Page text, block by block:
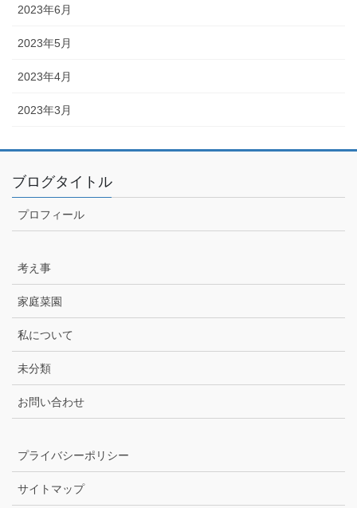
2023年6月
2023年5月
2023年4月
2023年3月
ブログタイトル
プロフィール
考え事
家庭菜園
私について
未分類
お問い合わせ
プライバシーポリシー
サイトマップ